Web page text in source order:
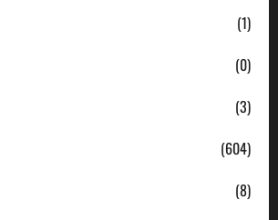
(1)
(0)
(3)
(604)
(8)